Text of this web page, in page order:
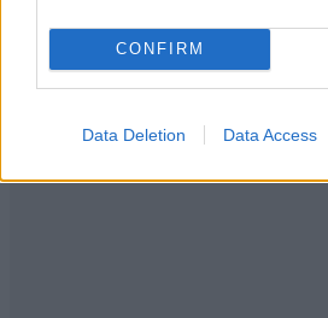
CONFIRM
Data Deletion Data Access